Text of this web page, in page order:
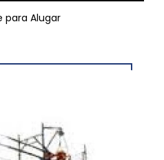
para Alugar